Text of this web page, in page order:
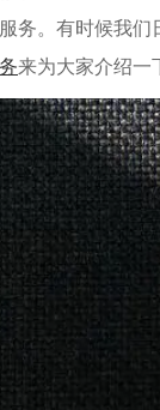
务。有时候我
来为大家介绍一